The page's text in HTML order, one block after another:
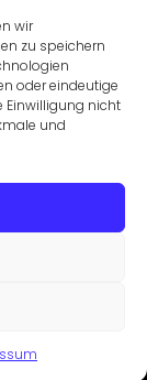
wir
zu speichern
oder eindeutige
Einwilligung nicht
und